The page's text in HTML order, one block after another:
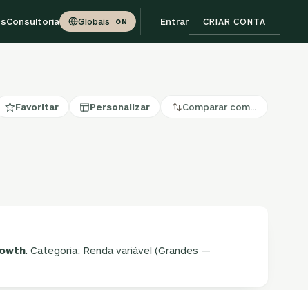
Consultoria Globais ON Entrar CRIAR CONTA
Favoritar Personalizar Comparar com…
. Categoria: Renda variável (Grandes —